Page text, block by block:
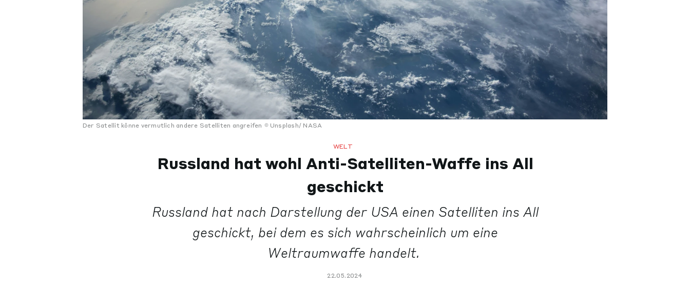
Der Satellit könne vermutlich andere Satelliten angreifen Unsplash/ NASA
WELT
Russland hat wohl Anti-Satelliten-Waffe ins All
geschickt
Russland hat nach Darstellung der USA einen Satelliten ins All
geschickt, bei dem es sich wahrscheinlich um eine
Weltraumwaffe handelt.
22.05.2024